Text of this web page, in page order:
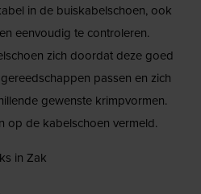
in de buiskabelschoen, ook
eenvoudig te controleren.
zich doordat deze goed
passen en zich
gewenste krimpvormen.
op de kabelschoen vermeld.
in Zak